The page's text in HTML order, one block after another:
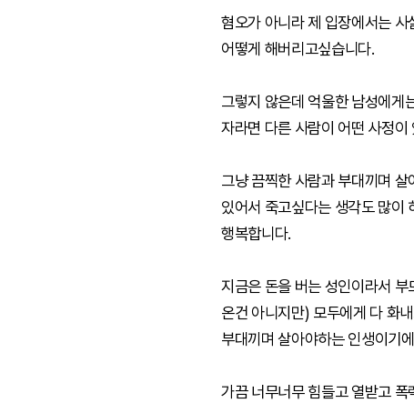
혐오가 아니라 제 입장에서는
어떻게 해버리고싶습니다.
그렇지 않은데 억울한 남성에게
자라면 다른 사람이 어떤 사정
그냥 끔찍한 사람과 부대끼며
있어서 죽고싶다는 생각도 많이
행복합니다.
지금은 돈을 버는 성인이라서
온건 아니지만) 모두에게 다 화
부대끼며 살아야하는 인생이기
가끔 너무너무 힘들고 열받고